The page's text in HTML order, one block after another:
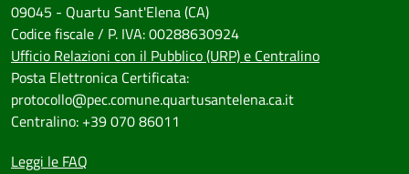
09045 - Quartu Sant'Elena (CA)
Codice fiscale / P. IVA: 00288630924
Ufficio Relazioni con il Pubblico (URP) e Centralino
Posta Elettronica Certificata:
protocollo@pec.comune.quartusantelena.ca.it
Centralino: +39 070 86011
Leggi le FAQ